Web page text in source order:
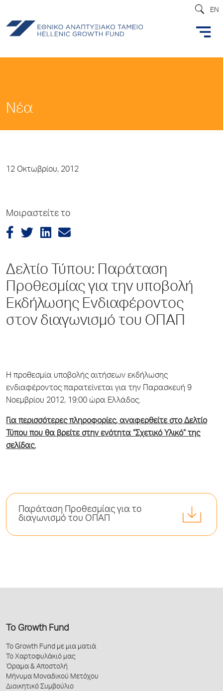
EN
Νέα
12 Οκτωβρίου, 2012
Μοιραστείτε το
Δελτίο Τύπου: Παράταση
Προθεσμίας για την υποβολή
Εκδήλωσης Ενδιαφέροντος
στον διαγωνισμό του ΟΠΑΠ
Η προθεσμία υποβολής αιτήσεων εκδήλωσης
ενδιαφέροντος παρατείνεται για την Παρασκευή 9
Νοεμβρίου 2012, 19:00 ώρα Ελλάδος.
Για περισσότερες πληροφορίες, αναφερθείτε στο Δελτίο
Τύπου που θα βρείτε στην ενότητα “Σχετικό Υλικό” της
σελίδας.
Παράταση Προθεσμίας για το
διαγωνισμό του ΟΠΑΠ
Το Growth Fund
Το Growth Fund με μια ματιά
Το Χαρτοφυλάκιό μας
Όραμα & Αποστολή
Μήνυμα Μοναδικού Μετόχου
Διοικητικό Συμβούλιο